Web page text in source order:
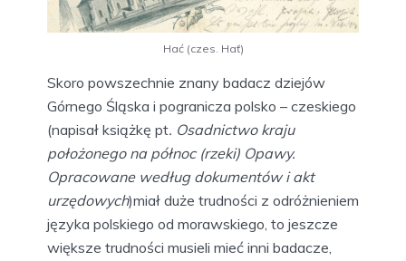
Hać (czes. Hať)
Skoro powszechnie znany badacz dziejów
Górnego Śląska i pogranicza polsko – czeskiego
(napisał książkę pt. Osadnictwo kraju
położonego na północ (rzeki) Opawy.
Opracowane według dokumentów i akt
urzędowych)miał duże trudności z odróżnieniem
języka polskiego od morawskiego, to jeszcze
większe trudności musieli mieć inni badacze,